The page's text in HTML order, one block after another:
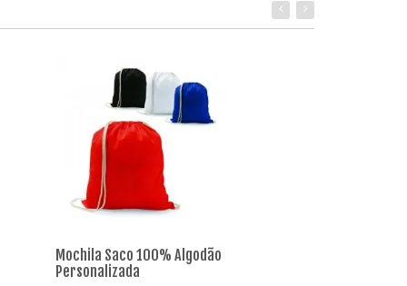
Mochila Saco 100% Algodão
Personalizada